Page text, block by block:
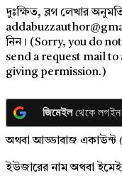
দুঃক্ষিত, ব্লগ লেখার
নিন। (Sorry, you do
send a request mail
giving permission.)
জিমেইলথেকে
অথবা আড্ডাবাজ একাউন্ট
ইউজারের নাম অথবা